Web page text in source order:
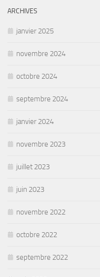
ARCHIVES
janvier 2025
novembre 2024
octobre 2024
septembre 2024
janvier 2024
novembre 2023
juillet 2023
juin 2023
novembre 2022
octobre 2022
septembre 2022